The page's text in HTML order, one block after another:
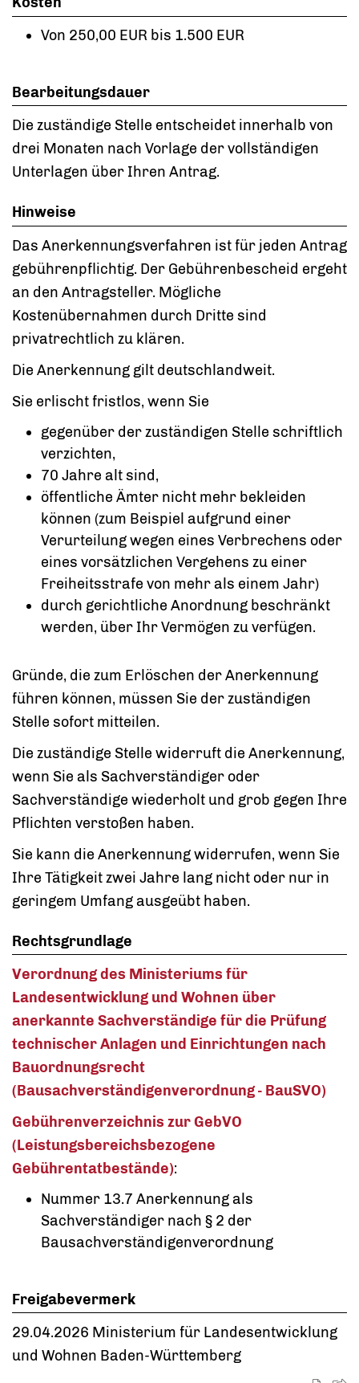
Von 250,00 EUR bis 1.500 EUR
Bearbeitungsdauer
Die zuständige Stelle entscheidet innerhalb von
drei Monaten nach Vorlage der vollständigen
Unterlagen über Ihren Antrag.
Hinweise
Das Anerkennungsverfahren ist für jeden Antrag
gebührenpflichtig. Der Gebührenbescheid ergeht
an den Antragsteller. Mögliche
Kostenübernahmen durch Dritte sind
privatrechtlich zu klären.
Die Anerkennung gilt deutschlandweit.
Sie erlischt fristlos, wenn Sie
gegenüber der zuständigen Stelle schriftlich
verzichten,
70 Jahre alt sind,
öffentliche Ämter nicht mehr bekleiden
können (zum Beispiel aufgrund einer
Verurteilung wegen eines Verbrechens oder
eines vorsätzlichen Vergehens zu einer
Freiheitsstrafe von mehr als einem Jahr)
durch gerichtliche Anordnung beschränkt
werden, über Ihr Vermögen zu verfügen.
Gründe, die zum Erlöschen der Anerkennung
führen können, müssen Sie der zuständigen
Stelle sofort mitteilen.
Die zuständige Stelle widerruft die Anerkennung,
wenn Sie als Sachverständiger oder
Sachverständige wiederholt und grob gegen Ihre
Pflichten verstoßen haben.
Sie kann die Anerkennung widerrufen, wenn Sie
Ihre Tätigkeit zwei Jahre lang nicht oder nur in
geringem Umfang ausgeübt haben.
Rechtsgrundlage
Verordnung des Ministeriums für
Landesentwicklung und Wohnen über
anerkannte Sachverständige für die Prüfung
technischer Anlagen und Einrichtungen nach
Bauordnungsrecht
(Bausachverständigenverordnung - BauSVO)
Gebührenverzeichnis zur GebVO
(Leistungsbereichsbezogene
Gebührentatbestände):
Nummer 13.7 Anerkennung als
Sachverständiger nach § 2 der
Bausachverständigenverordnung
Freigabevermerk
29.04.2026 Ministerium für Landesentwicklung
und Wohnen Baden-Württemberg